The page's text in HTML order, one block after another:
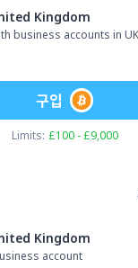
Kingdom
business accounts in UK
Limits: £100 - £9,000
구입
Kingdom
account